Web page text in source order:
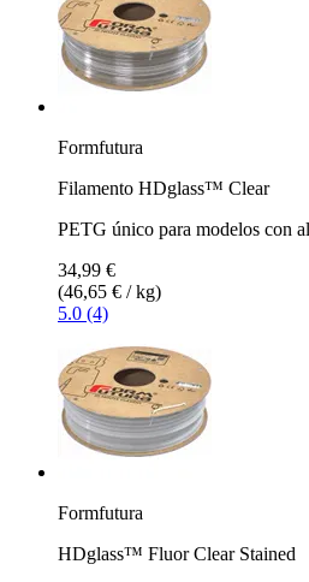
Formfutura
Filamento HDglass™ Clear
PETG único para modelos con
34,99 €
(46,65 € / kg)
5.0 (4)
Formfutura
HDglass™ Fluor Clear Stained